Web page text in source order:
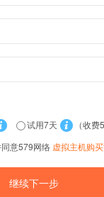
试用7天
（收费
意579网络 虚拟主机购